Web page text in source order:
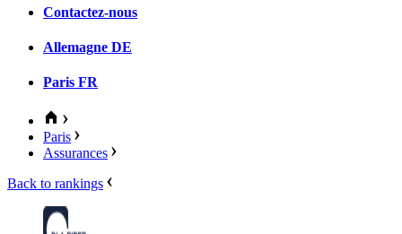
Contactez-nous
Allemagne DE
Paris FR
Paris
Assurances
Back to rankings